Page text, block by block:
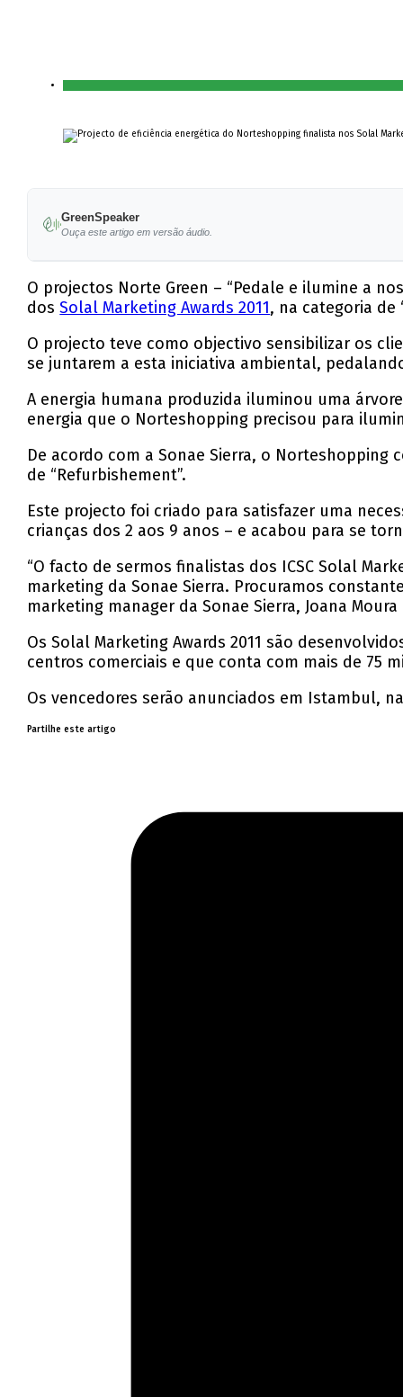
GreenSpeaker
Ouça este artigo em versão áudio.
O projectos Norte Green – “Pedale e ilumine a
dosSolal Marketing Awards 2011, na categoria de
O projecto teve como objectivo sensibilizar os
se juntarem a esta iniciativa ambiental,
A energia humana produzida iluminou uma
energia que o Norteshopping precisou para
De acordo com a Sonae Sierra, o
de “Refurbishement”.
Este projecto foi criado para satisfazer uma
crianças dos 2 aos 9 anos – e acabou para se
“O facto de sermos finalistas dos ICSC Solal
marketing da Sonae Sierra. Procuramos
marketing manager da Sonae Sierra, Joana Moura
Os Solal Marketing Awards 2011 são
centros comerciais e que conta com mais de 75
Os vencedores serão anunciados em Istambul,
Partilhe este artigo